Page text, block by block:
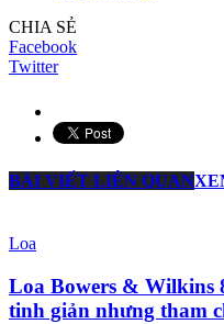
CHIA SẺ
Facebook
Twitter
BÀI VIẾT LIÊN QUAN
Loa
Loa Bowers & Wilkins
tinh giản nhưng tham